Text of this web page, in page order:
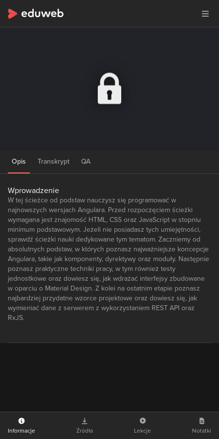
Opis Transkrypt QA
Wprowadzenie
W tej ścieżce od podstaw nauczysz się programować w
najnowszych wersjach Angulara. Przed rozpoczęciem ścieżki
wymagana jest znajomość HTML, CSS oraz JavaScript w stopniu
minimum podstawowym. Jeżeli nie posiadasz tych umiejętności,
sprawdź ścieżki nauki dedykowane tym tematom. Zaczniemy od
absolutnych podstaw, w których poznasz najważniejsze koncepcje
Angulara, takie jak komponenty, dyrektywy oraz moduły. Następnie
poznasz praktyczne techniki pracy, w tym również testy
jednostkowe oraz dowiesz się, jak wdrażać interfejsy zbudowane
w oparciu o Material Design. Z kolei na ostatnim etapie poznasz
najbardziej przydatne wzorce projektowe oraz dowiesz się, jak
wymieniać dane z serwerem z wykorzystaniem REST API oraz
RxJS.
Informacje Źródła Lekcje Notatki